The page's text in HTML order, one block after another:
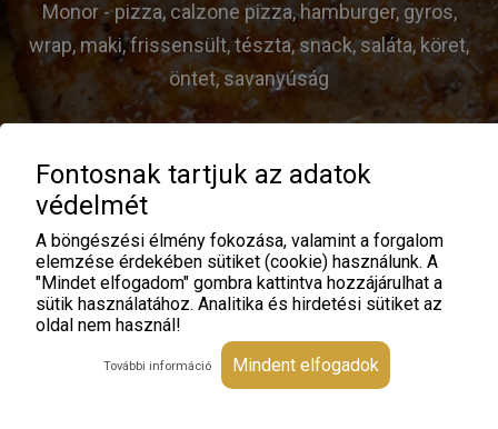
Monor - pizza, calzone pizza, hamburger, gyros,
wrap, maki, frissensült, tészta, snack, saláta, köret,
öntet, savanyúság
© Gastro Piac - 2026 | ÁSZF|Adatvédelem
Fontosnak tartjuk az adatok
védelmét
A böngészési élmény fokozása, valamint a forgalom
elemzése érdekében sütiket (cookie) használunk. A
"Mindet elfogadom" gombra kattintva hozzájárulhat a
sütik használatához. Analitika és hirdetési sütiket az
oldal nem használ!
További információ Mindent elfogadok